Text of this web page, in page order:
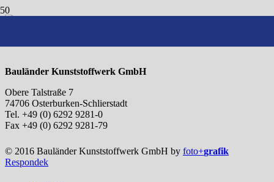
Bauländer Kunststoffwerk GmbH
Obere Talstraße 7
74706 Osterburken-Schlierstadt
Tel. +49 (0) 6292 9281-0
Fax +49 (0) 6292 9281-79
© 2016 Bauländer Kunststoffwerk GmbH by foto+grafik
Respondek